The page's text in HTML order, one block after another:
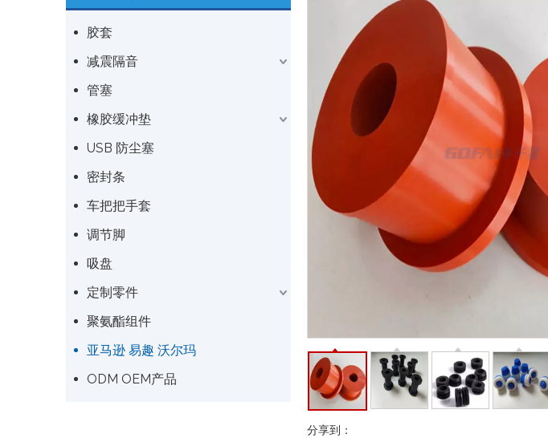
胶套
减震隔音
管塞
橡胶缓冲垫
USB 防尘塞
密封条
车把把手套
调节脚
吸盘
定制零件
聚氨酯组件
亚马逊 易趣 沃尔玛
ODM OEM产品
分享到：